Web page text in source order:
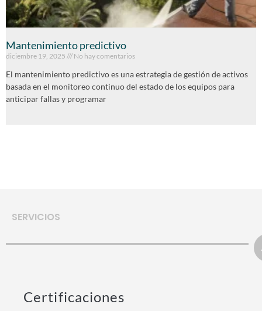
Mantenimiento predictivo
diciembre 19, 2025 No hay comentarios
El mantenimiento predictivo es una estrategia de gestión de activos
basada en el monitoreo continuo del estado de los equipos para
anticipar fallas y programar
SERVICIOS
Certificaciones